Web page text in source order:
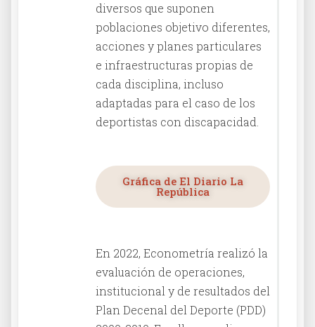
diversos que suponen
poblaciones objetivo diferentes,
acciones y planes particulares
e infraestructuras propias de
cada disciplina, incluso
adaptadas para el caso de los
deportistas con discapacidad.
Gráfica de El Diario La
República
En 2022, Econometría realizó la
evaluación de operaciones,
institucional y de resultados del
Plan Decenal del Deporte (PDD)